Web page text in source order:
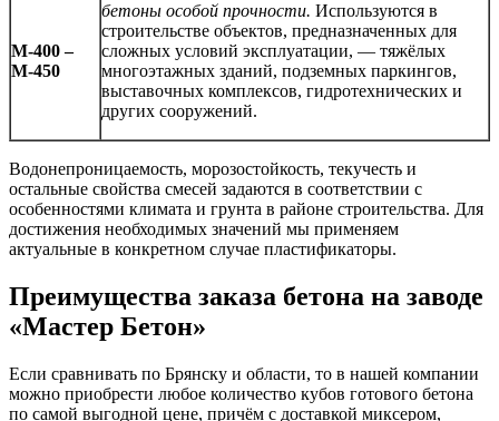
М-400 –
М-450
бетоны особой прочности. Используются в
строительстве объектов, предназначенных для
сложных условий эксплуатации, — тяжёлых
многоэтажных зданий, подземных паркингов,
выставочных комплексов, гидротехнических и
других сооружений.
Водонепроницаемость, морозостойкость, текучесть и
остальные свойства смесей задаются в соответствии с
особенностями климата и грунта в районе строительства. Для
достижения необходимых значений мы применяем
актуальные в конкретном случае пластификаторы.
Преимущества заказа бетона на заводе
«Мастер Бетон»
Если сравнивать по Брянску и области, то в нашей компании
можно приобрести любое количество кубов готового бетона
по самой выгодной цене, причём с доставкой миксером,